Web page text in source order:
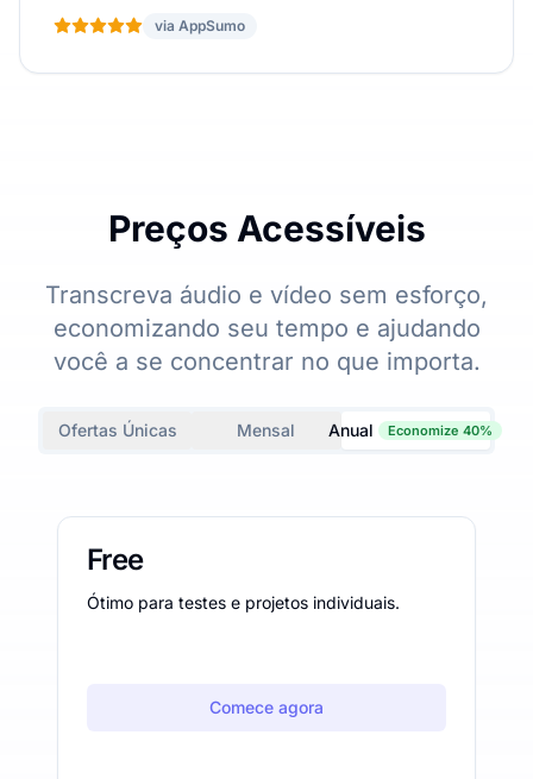
via AppSumo
Preços Acessíveis
Transcreva áudio e vídeo sem esforço,
economizando seu tempo e ajudando
você a se concentrar no que importa.
Ofertas Únicas Mensal Anual Economize 40%
Free
Ótimo para testes e projetos individuais.
Comece agora